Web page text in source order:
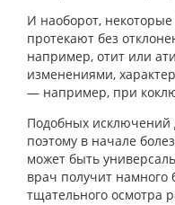
И наоборот,
протекают без
например, отит или
изменениями,
— например, при
Подобных исключений
поэтому в начале
может быть
врач получит
тщательного осмотра